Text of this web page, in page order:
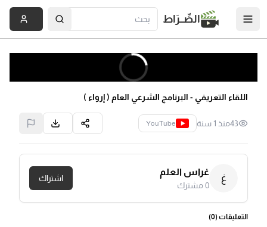
الصِّــرَاط
اللقاء التعريفي - البرنامج الشرعي العام ( إرواء )
43منذ 1 سنة YouTube
غ
غراس العلم
0مشترك
اشتراك
التعليقات (0
)